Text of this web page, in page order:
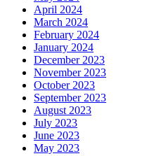
April 2024
March 2024
February 2024
January 2024
December 2023
November 2023
October 2023
September 2023
August 2023
July 2023
June 2023
May 2023